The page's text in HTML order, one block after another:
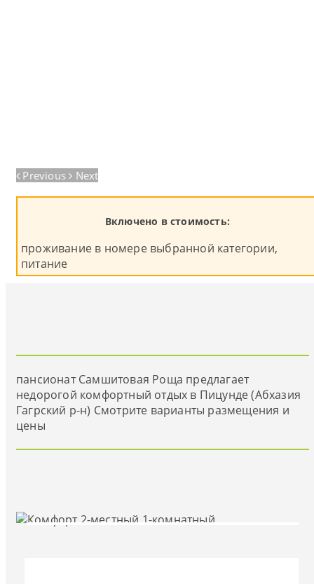
Previous Next
Включено в стоимость:
проживание в номере выбранной категории,
питание
пансионат Самшитовая Роща предлагает
недорогой комфортный отдых в Пицунде (Абхазия
Гагрский р-н) Смотрите варианты размещения и
цены